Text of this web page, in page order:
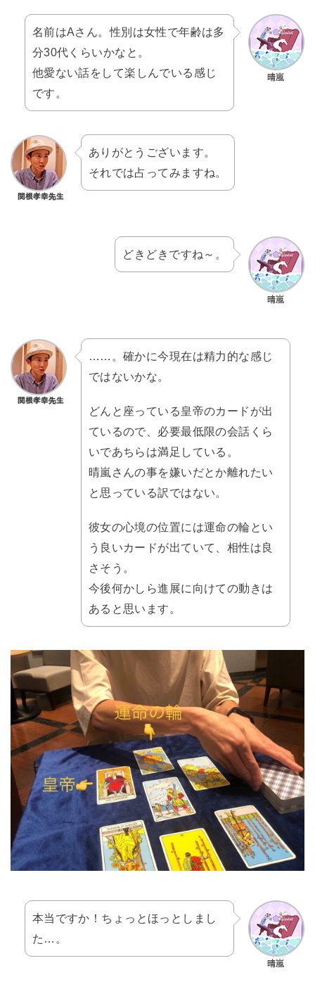
名前はAさん。性別は女性で年齢は多
分30代くらいかなと。
他愛ない話をして楽しんでいる感じ
です。
ありがとうございます。
それでは占ってみますね。
どきどきですね～。
……。確かに今現在は精力的な感じ
ではないかな。
どんと座っている皇帝のカードが出
ているので、必要最低限の会話くら
いであちらは満足している。
晴嵐さんの事を嫌いだとか離れたい
と思っている訳ではない。
彼女の心境の位置には運命の輪とい
う良いカードが出ていて、相性は良
さそう。
今後何かしら進展に向けての動きは
あると思います。
本当ですか！ちょっとほっとしまし
た…。